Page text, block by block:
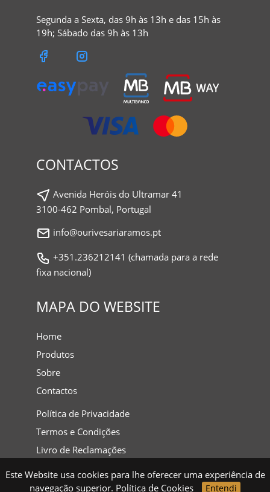
Segunda a Sexta, das 9h às 13h e das 15h às
19h; Sábado das 9h às 13h
CONTACTOS
Avenida Heróis do Ultramar 41
3100-462 Pombal, Portugal
info@ourivesariaramos.pt
+351.236212141 (chamada para a rede
fixa nacional)
MAPA DO WEBSITE
Home
Produtos
Sobre
Contactos
Política de Privacidade
Termos e Condições
Livro de Reclamações
Este Website usa cookies para lhe oferecer uma experiência de
navegação superior. Política de Cookies Entendi